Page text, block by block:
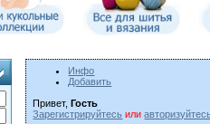
Инфо
Добавить
Привет,Гость
Зарегистрируйтесь или